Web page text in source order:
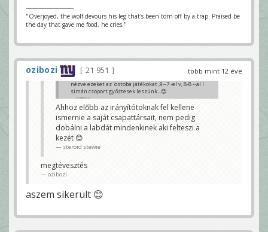
"Overjoyed, the wolf devours his leg that's been torn off by a trap. Praised be
the day that gave me food, he cries."
több mint 12 éve
ozibozi 21 951
nézve ezeket az 'ostoba játékokat ,9--7 -el v, 8-8 --al l
simán csoport győztesek leszünk...😊
ozibozi
Ahhoz előbb az irányítótoknak fel kellene
ismernie a saját csapattársait, nem pedig
dobálni a labdát mindenkinek aki felteszi a
kezét 😊
steroid stewie
megtévesztés
ozibozi
aszem sikerült 😊